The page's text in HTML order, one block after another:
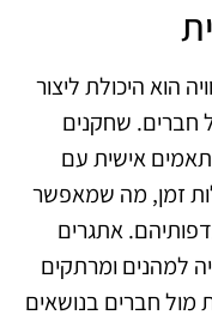
הוא היכולת ליצור
חברים. שחקנים
אישית עם
זמן, מה שמאפשר
אתגרים
למהנים ומרתקים
מול חברים בנושאים